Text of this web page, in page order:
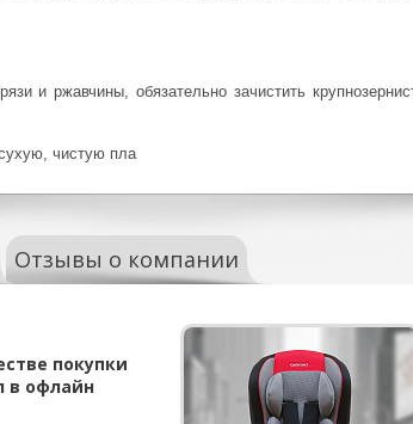
и ржавчины, обязательно зачистить
чистую пла
Отзывы о компании
покупки
в офлайн